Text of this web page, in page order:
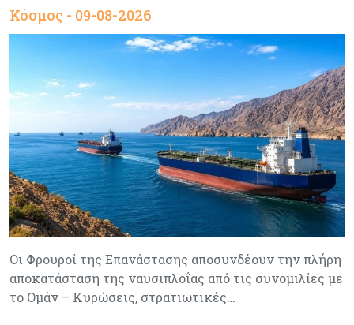
Κόσμος - 09-08-2026
Οι Φρουροί της Επανάστασης αποσυνδέουν την πλήρη
αποκατάσταση της ναυσιπλοΐας από τις συνομιλίες με
το Ομάν – Κυρώσεις, στρατιωτικές…